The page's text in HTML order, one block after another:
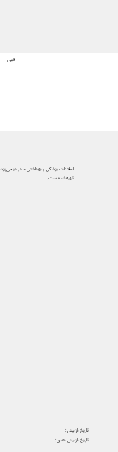
قبلی
اطلاعات پزشکی و بهداشتی ما در
تهیه شده است.
تاریخ بازبینی:
تاریخ بازبینی بعدی: